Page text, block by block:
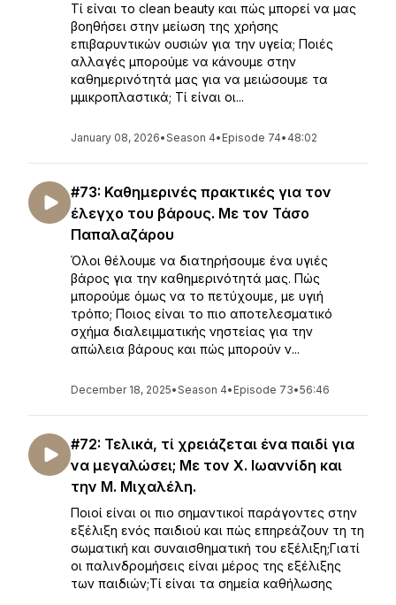
Τί είναι το clean beauty και πώς μπορεί να μας
βοηθήσει στην μείωση της χρήσης
επιβαρυντικών ουσιών για την υγεία; Ποιές
αλλαγές μπορούμε να κάνουμε στην
καθημερινότητά μας για να μειώσουμε τα
μμικροπλαστικά; Τί είναι οι...
January 08, 2026•Season 4• Episode 74• 48:02
#73: Καθημερινές πρακτικές για τον
έλεγχο του βάρους. Με τον Τάσο
Παπαλαζάρου
Όλοι θέλουμε να διατηρήσουμε ένα υγιές
βάρος για την καθημερινότητά μας. Πώς
μπορούμε όμως να το πετύχουμε, με υγιή
τρόπο; Ποιος είναι το πιο αποτελεσματικό
σχήμα διαλειμματικής νηστείας για την
απώλεια βάρους και πώς μπορούν ν...
December 18, 2025•Season 4• Episode 73•56:46
#72: Τελικά, τί χρειάζεται ένα παιδί για
να μεγαλώσει; Με τον Χ. Ιωαννίδη και
την Μ. Μιχαλέλη.
Ποιοί είναι οι πιο σημαντικοί παράγοντες στην
εξέλιξη ενός παιδιού και πώς επηρεάζουν τη τη
σωματική και συναισθηματική του εξέλιξη;Γιατί
οι παλινδρομήσεις είναι μέρος της εξέλιξης
των παιδιών;Τί είναι τα σημεία καθήλωσης